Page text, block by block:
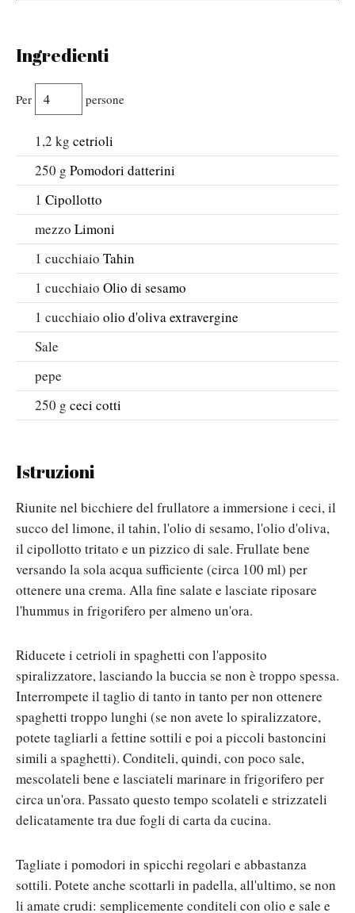
Ingredienti
Per persone
1,2 kg cetrioli
250 g Pomodori datterini
1 Cipollotto
mezzo Limoni
1 cucchiaio Tahin
1 cucchiaio Olio di sesamo
1 cucchiaio olio d'oliva extravergine
Sale
pepe
250 g ceci cotti
Istruzioni
Riunite nel bicchiere del frullatore a immersione i ceci, il
succo del limone, il tahin, l'olio di sesamo, l'olio d'oliva,
il cipollotto tritato e un pizzico di sale. Frullate bene
versando la sola acqua sufficiente (circa 100 ml) per
ottenere una crema. Alla fine salate e lasciate riposare
l'hummus in frigorifero per almeno un'ora.
Riducete i cetrioli in spaghetti con l'apposito
spiralizzatore, lasciando la buccia se non è troppo spessa.
Interrompete il taglio di tanto in tanto per non ottenere
spaghetti troppo lunghi (se non avete lo spiralizzatore,
potete tagliarli a fettine sottili e poi a piccoli bastoncini
simili a spaghetti). Conditeli, quindi, con poco sale,
mescolateli bene e lasciateli marinare in frigorifero per
circa un'ora. Passato questo tempo scolateli e strizzateli
delicatamente tra due fogli di carta da cucina.
Tagliate i pomodori in spicchi regolari e abbastanza
sottili. Potete anche scottarli in padella, all'ultimo, se non
li amate crudi: semplicemente conditeli con olio e sale e